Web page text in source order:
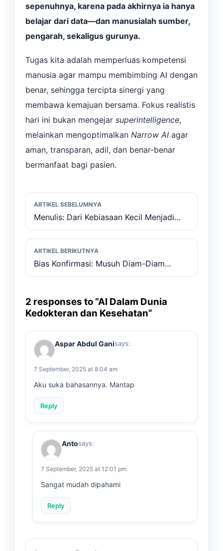
sepenuhnya, karena pada akhirnya ia hanya
belajar dari data—dan manusialah sumber,
pengarah, sekaligus gurunya.
Tugas kita adalah memperluas kompetensi
manusia agar mampu membimbing AI dengan
benar, sehingga tercipta sinergi yang
membawa kemajuan bersama. Fokus realistis
hari ini bukan mengejar superintelligence,
melainkan mengoptimalkan Narrow AI agar
aman, transparan, adil, dan benar-benar
bermanfaat bagi pasien.
ARTIKEL SEBELUMNYA
Menulis: Dari Kebiasaan Kecil Menjadi
ARTIKEL BERIKUTNYA
Bias Konfirmasi: Musuh Diam-Diam
2 responses to “AI Dalam Dunia
Kedokteran dan Kesehatan”
Aspar Abdul Ganisays:
7 September, 2025 at 8:04 am
Aku suka bahasannya. Mantap
Reply
Antosays:
7 September, 2025 at 12:01 pm
Sangat mudah dipahami
Reply